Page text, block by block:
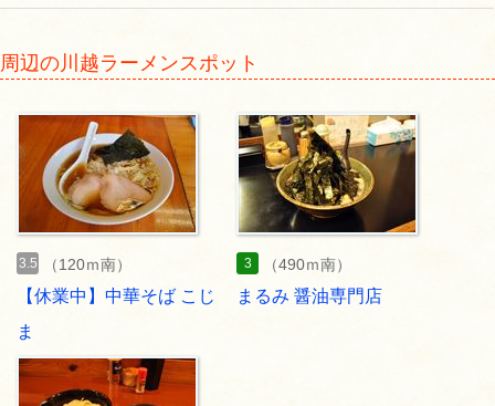
周辺の川越ラーメンスポット
3.5 （120ｍ南）
【休業中】中華そば こじ
ま
3 （490ｍ南）
まるみ 醤油専門店